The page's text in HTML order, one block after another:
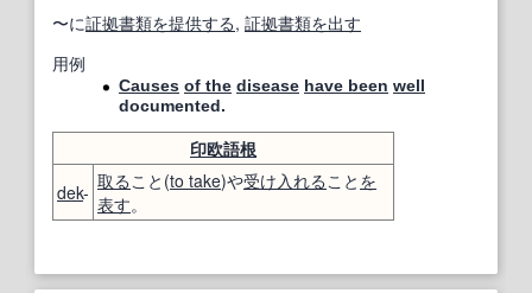
〜に証拠書類を提供する, 証拠書類を出す
用例
Causes of the disease have been well
documented.
印欧語根
dek- 取ること(to take)や受け入れること を
表す。